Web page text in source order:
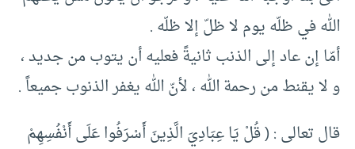
الله في ظلّه يوم لا ظلّ إلا ظلّه .
أمّا إن عاد إلى الذنب ثانيةً فعليه أن يتوب من جديد ،
و لا يقنط من رحمة الله ، لأنّ الله يغفر الذنوب جميعاً .
قال تعالى : ( قُلْ يَا عِبَادِيَ الَّذِينَ أَسْرَفُوا عَلَى أَنْفُسِهِمْ